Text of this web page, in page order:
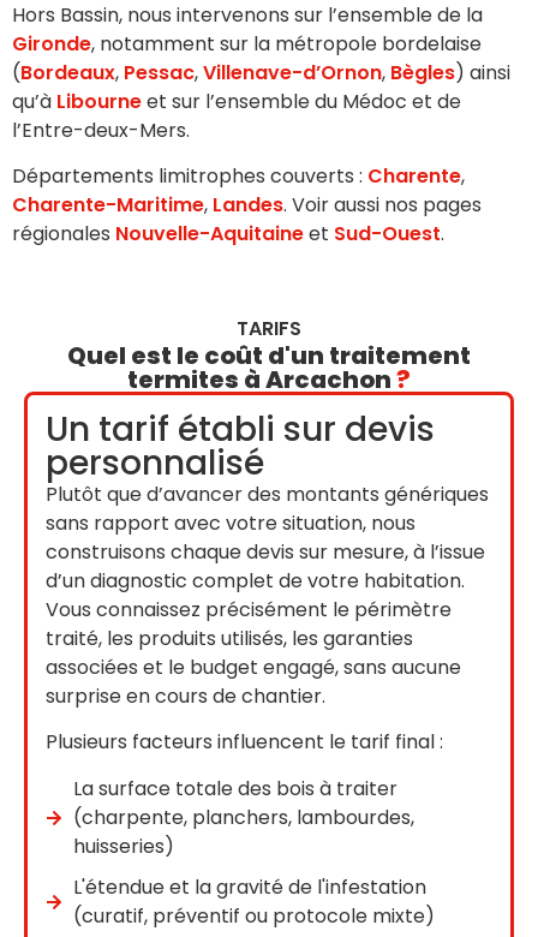
Hors Bassin, nous intervenons sur l’ensemble de la
Gironde, notamment sur la métropole bordelaise
(Bordeaux, Pessac,Villenave-d’Ornon, Bègles) ainsi
qu’à Libourneet sur l’ensemble du Médoc et de
l’Entre-deux-Mers.
Départements limitrophes couverts : Charente,
Charente-Maritime, Landes. Voir aussi nos pages
régionales Nouvelle-Aquitaineet Sud-Ouest.
TARIFS
Quel est le coût d'un traitement
termites à Arcachon?
Un tarif établi sur devis
personnalisé
Plutôt que d’avancer des montants génériques
sans rapport avec votre situation, nous
construisons chaque devis sur mesure, à l’issue
d’un diagnostic complet de votre habitation.
Vous connaissez précisément le périmètre
traité, les produits utilisés, les garanties
associées et le budget engagé, sans aucune
surprise en cours de chantier.
Plusieurs facteurs influencent le tarif final :
La surface totale des bois à traiter
(charpente, planchers, lambourdes,
huisseries)
L'étendue et la gravité de l'infestation
(curatif, préventif ou protocole mixte)